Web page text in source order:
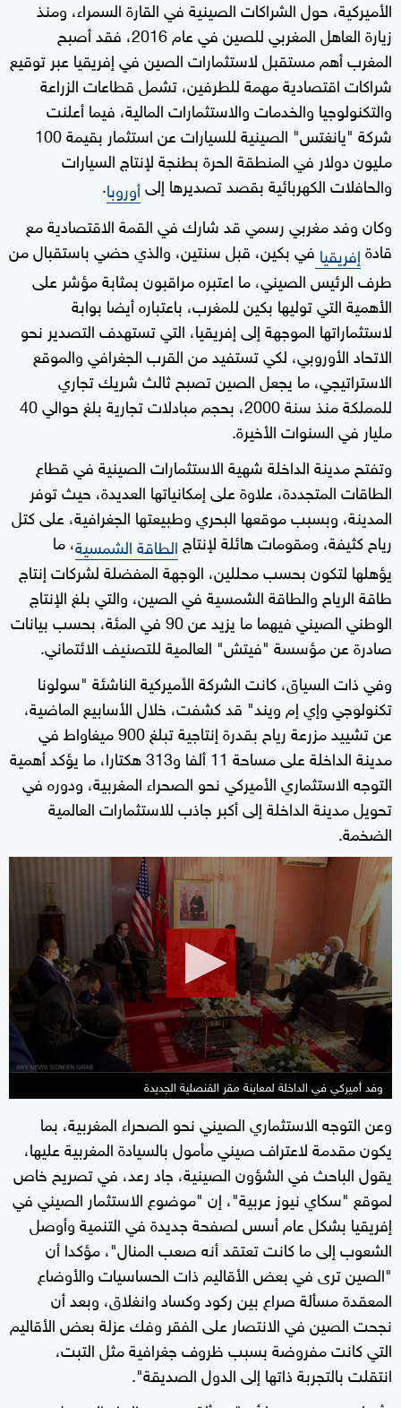
الأميركية، حول الشراكات الصينية في القارة السمراء، ومنذ
زيارة العاهل المغربي للصين في عام 2016، فقد أصبح
المغرب أهم مستقبل لاستثمارات الصين في إفريقيا عبر توقيع
شراكات اقتصادية مهمة للطرفين، تشمل قطاعات الزراعة
والتكنولوجيا والخدمات والاستثمارات المالية، فيما أعلنت
شركة "يانغتس" الصينية للسيارات عن استثمار بقيمة 100
مليون دولار في المنطقة الحرة بطنجة لإنتاج السيارات
والحافلات الكهربائية بقصد تصديرها إلىأوروبا.
وكان وفد مغربي رسمي قد شارك في القمة الاقتصادية مع
قادةإفريقيا في بكين، قبل سنتين، والذي حضي باستقبال من
طرف الرئيس الصيني، ما اعتبره مراقبون بمثابة مؤشر على
الأهمية التي توليها بكين للمغرب، باعتباره أيضا بوابة
لاستثماراتها الموجهة إلى إفريقيا، التي تستهدف التصدير نحو
الاتحاد الأوروبي، لكي تستفيد من القرب الجغرافي والموقع
الاستراتيجي، ما يجعل الصين تصبح ثالث شريك تجاري
للمملكة منذ سنة 2000، بحجم مبادلات تجارية بلغ حوالي 40
مليار في السنوات الأخيرة.
وتفتح مدينة الداخلة شهية الاستثمارات الصينية في قطاع
الطاقات المتجددة، علاوة على إمكانياتها العديدة، حيث توفر
المدينة، وبسبب موقعها البحري وطبيعتها الجغرافية، على كتل
رياح كثيفة، ومقومات هائلة لإنتاجالطاقة الشمسية، ما
يؤهلها لتكون بحسب محللين، الوجهة المفضلة لشركات إنتاج
طاقة الرياح والطاقة الشمسية في الصين، والتي بلغ الإنتاج
الوطني الصيني فيهما ما يزيد عن 90 في المئة، بحسب بيانات
صادرة عن مؤسسة "فيتش" العالمية للتصنيف الائتماني.
وفي ذات السياق، كانت الشركة الأميركية الناشئة "سولونا
تكنولوجي وإي إم ويند" قد كشفت، خلال الأسابيع الماضية،
عن تشييد مزرعة رياح بقدرة إنتاجية تبلغ 900 ميغاواط في
مدينة الداخلة على مساحة 11 ألفا و313 هكتارا، ما يؤكد أهمية
التوجه الاستثماري الأميركي نحو الصحراء المغربية، ودوره في
تحويل مدينة الداخلة إلى أكبر جاذب للاستثمارات العالمية
الضخمة.
seconds
minutes,
34
seconds
وفد أميركي في الداخلة لمعاينة مقر القنصلية الجديدة
وعن التوجه الاستثماري الصيني نحو الصحراء المغربية، بما
يكون مقدمة لاعتراف صيني مأمول بالسيادة المغربية عليها،
يقول الباحث في الشؤون الصينية، جاد رعد، في تصريح خاص
لموقع "سكاي نيوز عربية"، إن "موضوع الاستثمار الصيني في
إفريقيا بشكل عام أسس لصفحة جديدة في التنمية وأوصل
الشعوب إلى ما كانت تعتقد أنه صعب المنال"، مؤكدا أن
"الصين ترى في بعض الأقاليم ذات الحساسيات والأوضاع
المعقدة مسألة صراع بين ركود وكساد وانغلاق، وبعد أن
نجحت الصين في الانتصار على الفقر وفك عزلة بعض الأقاليم
التي كانت مفروضة بسبب ظروف جغرافية مثل التبت،
انتقلت بالتجربة ذاتها إلى الدول الصديقة".